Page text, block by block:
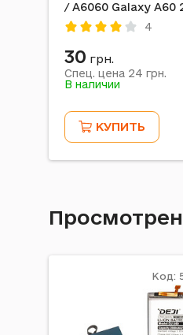
/ A6060 Galaxy A60
M405 Galaxy M40,
4
30 грн.
Спец. цена 24 грн.
В наличии
КУПИТЬ
Код: